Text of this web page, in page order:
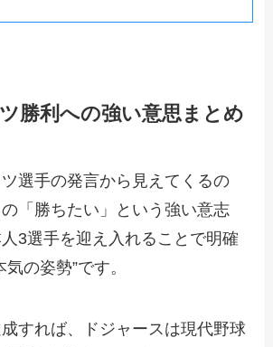
勝利への強い意思まとめ
選手の発言から見えてくるの
「勝ちたい」という強い意志
3選手を迎え入れることで明確
の姿勢”です。
すれば、ドジャースは現代野球